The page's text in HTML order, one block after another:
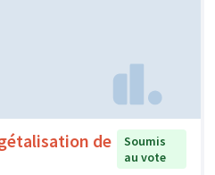
de
Soumis
au vote